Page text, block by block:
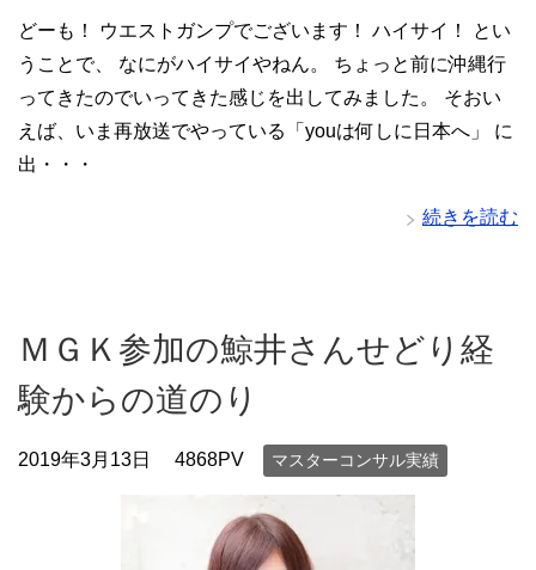
どーも！ ウエストガンプでございます！ ハイサイ！ とい
うことで、 なにがハイサイやねん。 ちょっと前に沖縄行
ってきたのでいってきた感じを出してみました。 そおい
えば、いま再放送でやっている「youは何しに日本へ」 に
出・・・
続きを読む
ＭＧＫ参加の鯨井さんせどり経
験からの道のり
2019年3月13日 4868PV マスターコンサル実績